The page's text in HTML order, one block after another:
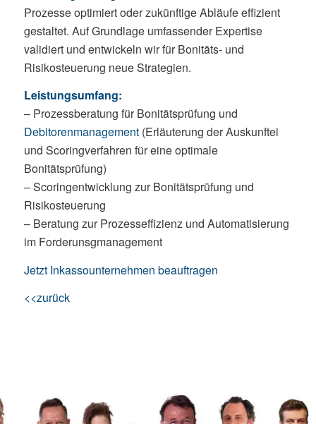
Prozesse optimiert oder zukünftige Abläufe effizient
gestaltet. Auf Grundlage umfassender Expertise
validiert und entwickeln wir für Bonitäts- und
Risikosteuerung neue Strategien.
Leistungsumfang:
– Prozessberatung für Bonitätsprüfung und
Debitorenmanagement(Erläuterung der Auskunftei
und Scoringverfahren für eine optimale
Bonitätsprüfung)
– Scoringentwicklung zur Bonitätsprüfung und
Risikosteuerung
– Beratung zur Prozesseffizienz und Automatisierung
im Forderunsgmanagement
Jetzt Inkassounternehmen beauftragen
<<zurück